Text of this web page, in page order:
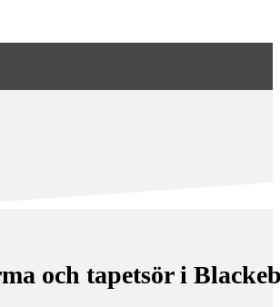
och tapetsör i